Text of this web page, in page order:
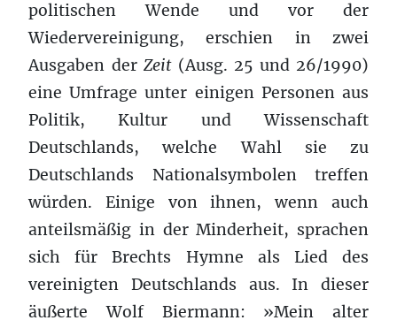
politischen Wende und vor der
Wiedervereinigung, erschien in zwei
Ausgaben der Zeit(Ausg. 25 und 26/1990)
eine Umfrage unter einigen Personen aus
Politik, Kultur und Wissenschaft
Deutschlands, welche Wahl sie zu
Deutschlands Nationalsymbolen treffen
würden. Einige von ihnen, wenn auch
anteilsmäßig in der Minderheit, sprachen
sich für Brechts Hymne als Lied des
vereinigten Deutschlands aus. In dieser
äußerte Wolf Biermann: »Mein alter